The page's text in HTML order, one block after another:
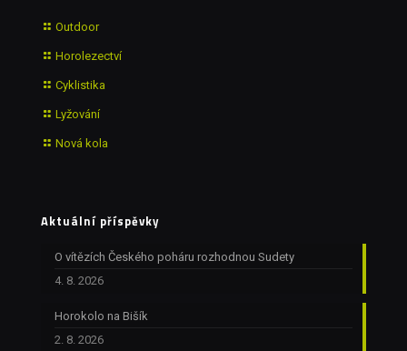
Outdoor
Horolezectví
Cyklistika
Lyžování
Nová kola
Aktuální příspěvky
O vítězích Českého poháru rozhodnou Sudety
4. 8. 2026
Horokolo na Bišík
2. 8. 2026